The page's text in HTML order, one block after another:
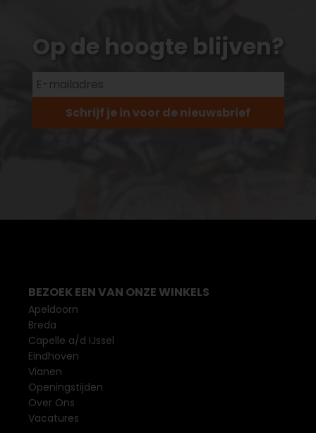
Op de hoogte blijven?
Schrijf je in voor de nieuwsbrief
BEZOEK EEN VAN ONZE WINKELS
Apeldoorn
Breda
Capelle a/d IJssel
Eindhoven
Vianen
Openingstijden
Over Ons
Vacatures